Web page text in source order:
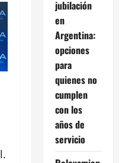
LinkedIn
jubilación
en
Argentina:
opciones
para
quienes no
cumplen
con los
años de
servicio